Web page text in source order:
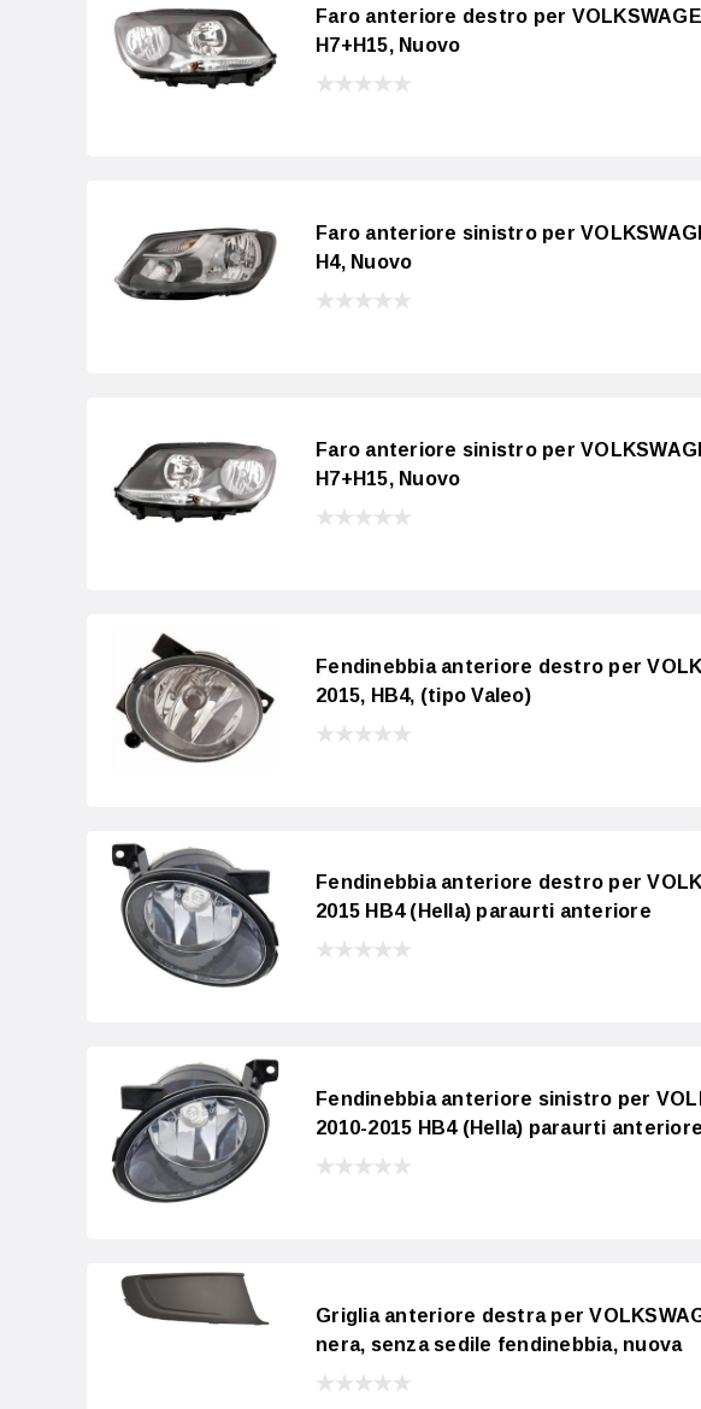
Faro anteriore destro per
H7+H15, Nuovo
Faro anteriore sinistro per
H4, Nuovo
Faro anteriore sinistro per
H7+H15, Nuovo
Fendinebbia anteriore destro per
2015, HB4, (tipo Valeo)
Fendinebbia anteriore destro per
2015 HB4 (Hella) paraurti anteriore
Fendinebbia anteriore sinistro per
2010-2015 HB4 (Hella) paraurti anteriore
Griglia anteriore destra per
nera, senza sedile fendinebbia, nuova